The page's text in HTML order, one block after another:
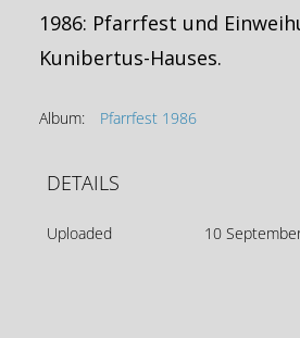
1986: Pfarrfest und
Kunibertus-Hauses.
Album: Pfarrfest 1986
DETAILS
Uploaded 10